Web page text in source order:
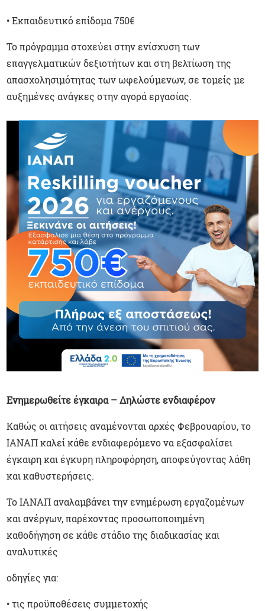
•Εκπαιδευτικό επίδομα 750€
Το πρόγραμμα στοχεύει στην ενίσχυση των
επαγγελματικών δεξιοτήτων και στη βελτίωση της
απασχολησιμότητας των ωφελούμενων, σε τομείς με
αυξημένες ανάγκες στην αγορά εργασίας.
Ενημερωθείτε έγκαιρα – Δηλώστε ενδιαφέρον
Καθώς οι αιτήσεις αναμένονται αρχές Φεβρουαρίου, το
ΙΑΝΑΠ καλεί κάθε ενδιαφερόμενο να εξασφαλίσει
έγκαιρη και έγκυρη πληροφόρηση, αποφεύγοντας λάθη
και καθυστερήσεις.
Το ΙΑΝΑΠ αναλαμβάνει την ενημέρωση εργαζομένων
και ανέργων, παρέχοντας προσωποποιημένη
καθοδήγηση σε κάθε στάδιο της διαδικασίας και
αναλυτικές
οδηγίες για:
•τις προϋποθέσεις συμμετοχής